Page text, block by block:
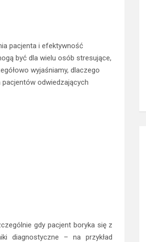
pacjenta i efektywność
być dla wielu osób stresujące,
wyjaśniamy, dlaczego
odwiedzających
gdy pacjent boryka się z
diagnostyczne – na przykład